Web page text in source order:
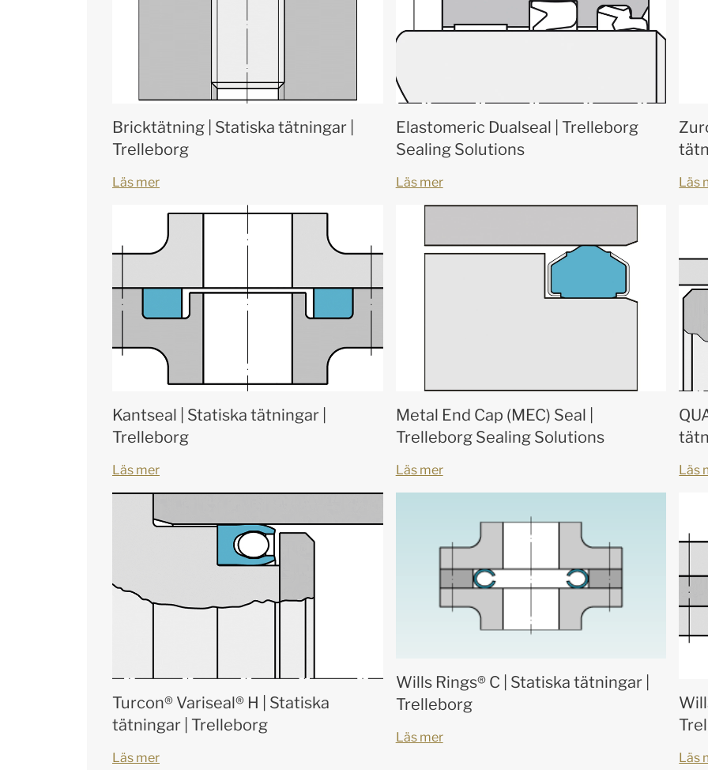
Bricktätning | Statiska tätningar |
Trelleborg
Läs mer
Elastomeric Dualseal | Trelleborg
Sealing Solutions
Läs mer Läs
Kantseal | Statiska tätningar |
Trelleborg
Läs mer
Metal End Cap (MEC) Seal |
Trelleborg Sealing Solutions
Läs mer Läs
Turcon® Variseal® H | Statiska
tätningar | Trelleborg
Läs mer
Wills Rings® C | Statiska tätningar |
Trelleborg
Läs mer
Läs